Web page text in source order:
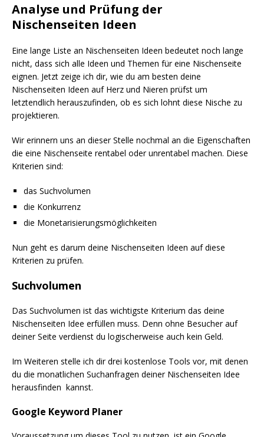
Analyse und Prüfung der
Nischenseiten Ideen
Eine lange Liste an Nischenseiten Ideen bedeutet noch lange
nicht, dass sich alle Ideen und Themen für eine Nischenseite
eignen. Jetzt zeige ich dir, wie du am besten deine
Nischenseiten Ideen auf Herz und Nieren prüfst um
letztendlich herauszufinden, ob es sich lohnt diese Nische zu
projektieren.
Wir erinnern uns an dieser Stelle nochmal an die Eigenschaften
die eine Nischenseite rentabel oder unrentabel machen. Diese
Kriterien sind:
das Suchvolumen
die Konkurrenz
die Monetarisierungsmöglichkeiten
Nun geht es darum deine Nischenseiten Ideen auf diese
Kriterien zu prüfen.
Suchvolumen
Das Suchvolumen ist das wichtigste Kriterium das deine
Nischenseiten Idee erfüllen muss. Denn ohne Besucher auf
deiner Seite verdienst du logischerweise auch kein Geld.
Im Weiteren stelle ich dir drei kostenlose Tools vor, mit denen
du die monatlichen Suchanfragen deiner Nischenseiten Idee
herausfinden kannst.
Google Keyword Planer